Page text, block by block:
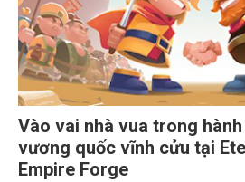
Vào vai nhà vua trong
vương quốc vĩnh cửu tại
Empire Forge